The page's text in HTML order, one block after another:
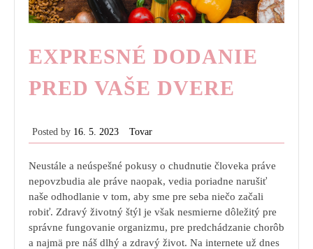
EXPRESNÉ DODANIE
PRED VAŠE DVERE
Posted by 16. 5. 2023 Tovar
Neustále a neúspešné pokusy o chudnutie človeka práve
nepovzbudia ale práve naopak, vedia poriadne narušiť
naše odhodlanie v tom, aby sme pre seba niečo začali
robiť. Zdravý životný štýl je však nesmierne dôležitý pre
správne fungovanie organizmu, pre predchádzanie chorôb
a najmä pre náš dlhý a zdravý život. Na internete už dnes